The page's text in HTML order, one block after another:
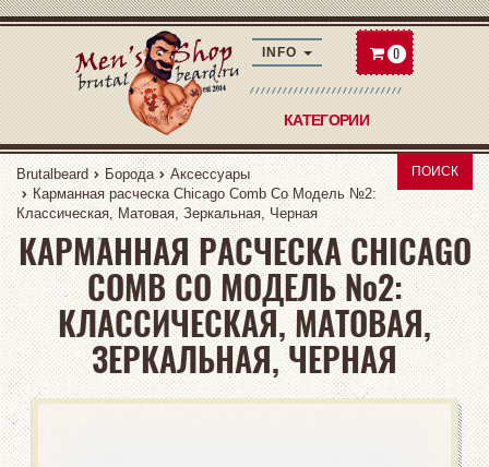
INFO
КАТЕГОРИИ
0
ПОИСК
Brutalbeard Борода
Аксессуары
Карманная расческа Chicago Comb Co Модель №2:
Классическая, Матовая, Зеркальная, Черная
КАРМАННАЯ РАСЧЕСКА CHICAGO
COMB CO МОДЕЛЬ №2:
КЛАССИЧЕСКАЯ, МАТОВАЯ,
ЗЕРКАЛЬНАЯ, ЧЕРНАЯ